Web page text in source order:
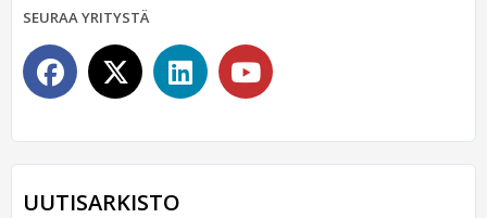
SEURAA YRITYSTÄ
UUTISARKISTO